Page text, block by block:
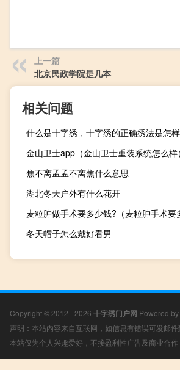
上一篇
北京民政学院是几本
相关问题
什么是十字绣，十字绣的正确绣法是怎
金山卫士app（金山卫士重装系统怎么样）
焦不离孟孟不离焦什么意思
湖北冬天户外有什么花开
麦粒肿做手术要多少钱?（麦粒肿手术要
冬天帽子怎么戴好看男
Copyright © 2012 - 2026 十字绣门户网 Powered by
声明：本站内容来自互联网，如信息有错误可发邮
本站仅为个人兴趣爱好，不接盈利性广告及商业合作